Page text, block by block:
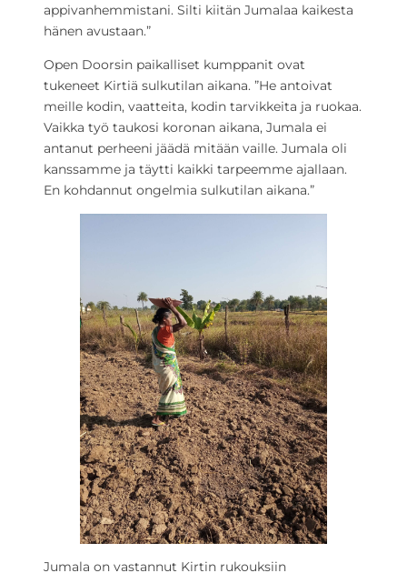
appivanhemmistani. Silti kiitän Jumalaa kaikesta
hänen avustaan.”
Open Doorsin paikalliset kumppanit ovat
tukeneet Kirtiä sulkutilan aikana. ”He antoivat
meille kodin, vaatteita, kodin tarvikkeita ja ruokaa.
Vaikka työ taukosi koronan aikana, Jumala ei
antanut perheeni jäädä mitään vaille. Jumala oli
kanssamme ja täytti kaikki tarpeemme ajallaan.
En kohdannut ongelmia sulkutilan aikana.”
Jumala on vastannut Kirtin rukouksiin